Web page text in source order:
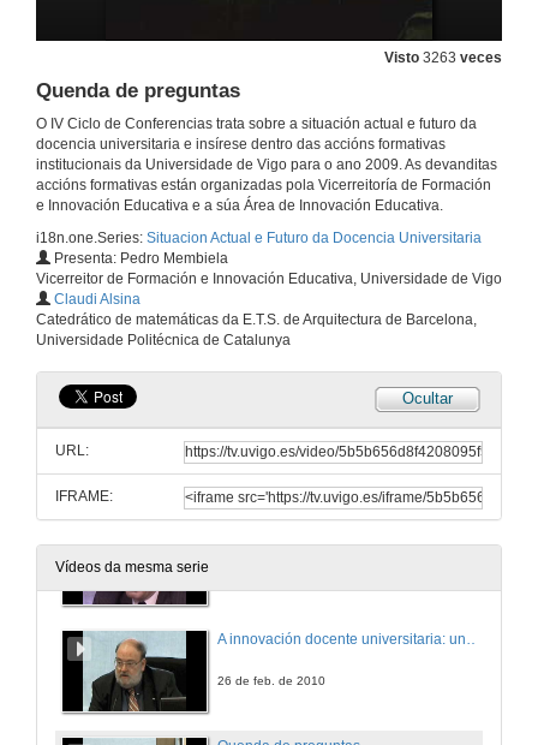
Visto 3263 veces
Quenda de preguntas
O IV Ciclo de Conferencias trata sobre a situación actual e futuro da
docencia universitaria e insírese dentro das accións formativas
institucionais da Universidade de Vigo para o ano 2009. As devanditas
accións formativas están organizadas pola Vicerreitoría de Formación
e Innovación Educativa e a súa Área de Innovación Educativa.
i18n.one.Series: Situacion Actual e Futuro da Docencia Universitaria
Presenta: Pedro Membiela
Vicerreitor de Formación e Innovación Educativa, Universidade de Vigo
Claudi Alsina
Catedrático de matemáticas da E.T.S. de Arquitectura de Barcelona,
Universidade Politécnica de Catalunya
Ocultar
URL:
IFRAME:
Vídeos da mesma serie
A avaliación como aprendizaxe
4 de dec. de 2009
Quenda de preguntas
4 de dec. de 2009
Presentación
26 de feb. de 2010
26 de feb. de 2010